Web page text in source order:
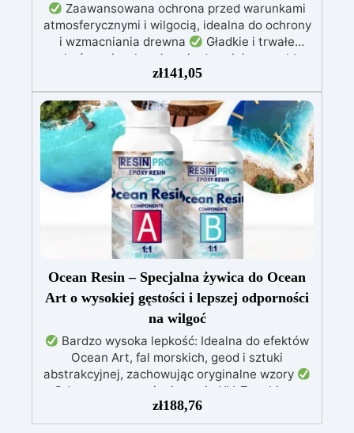
Zaawansowana ochrona przed warunkami
atmosferycznymi i wilgocią, idealna do ochrony
i wzmacniania drewna
Gładkie i trwałe
wykończenie, chroniące i odnawiające meble,
łodzie oraz struktury drewniane
drewna bez pęcherzyków powietrza, doskonała
do napraw i trwałych renowacji
Wysoka
odporność chemiczna i mechaniczna, łatwa do
pomalowania na potrzeby kreatywnych i
wytrzymałych projektów
Odpowiednia do
różnych powierzchni, w tym włókna szklanego i
metalu, łatwa w użyciu (stosunek 2:1)
zł141,05
Ocean Resin – Specjalna żywica do Ocean
Art o wysokiej gęstości i lepszej odporności
na wilgoć
Bardzo wysoka lepkość: Idealna do efektów
Ocean Art, fal morskich, geod i sztuki
abstrakcyjnej, zachowując oryginalne wzory
Odporna na promieniowanie UV: Zapobiega
żółknięciu i utrzymuje intensywne kolory przez
długi czas
Dostosowana do wysokiej
zł188,76